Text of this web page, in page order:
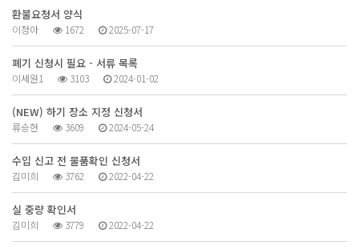
환불요청서 양식
이정아 1672 2025-07-17
폐기 신청시 필요 - 서류 목록
이세원1 3103 2024-01-02
(NEW) 하기 장소 지정 신청서
류승현 3609 2024-05-24
수입 신고 전 물품확인 신청서
김미희 3762 2022-04-22
실 중량 확인서
김미희 3779 2022-04-22